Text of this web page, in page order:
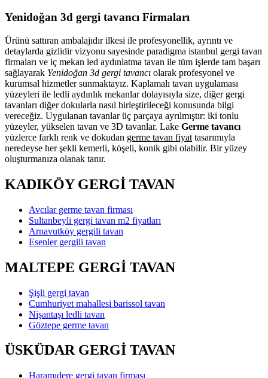
Yenidoğan 3d gergi tavancı Firmaları
Ürünü sattıran ambalajıdır ilkesi ile profesyonellik, ayrıntı ve
detaylarda gizlidir vizyonu sayesinde paradigma istanbul gergi tavan
firmaları ve iç mekan led aydınlatma tavan ile tüm işlerde tam başarı
sağlayarak Yenidoğan 3d gergi tavancı olarak profesyonel ve
kurumsal hizmetler sunmaktayız. Kaplamalı tavan uygulaması
yüzeyleri ile ledli aydınlık mekanlar dolayısıyla size, diğer gergi
tavanları diğer dokularla nasıl birleştirileceği konusunda bilgi
vereceğiz. Uygulanan tavanlar üç parçaya ayrılmıştır: iki tonlu
yüzeyler, yükselen tavan ve 3D tavanlar. Lake Germe tavancı
yüzlerce farklı renk ve dokudan germe tavan fiyat tasarımıyla
neredeyse her şekli kemerli, köşeli, konik gibi olabilir. Bir yüzey
oluşturmanıza olanak tanır.
KADIKÖY GERGİ TAVAN
Avcılar germe tavan firması
Sultanbeyli gergi tavan m2 fiyatları
Arnavutköy gergili tavan
Esenler gergili tavan
MALTEPE GERGİ TAVAN
Şişli gergi tavan
Cumhuriyet mahallesi barissol tavan
Nişantaşı ledli tavan
Göztepe germe tavan
ÜSKÜDAR GERGİ TAVAN
Haramıdere gergi tavan firması